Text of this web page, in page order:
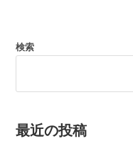
検索
最近の投稿